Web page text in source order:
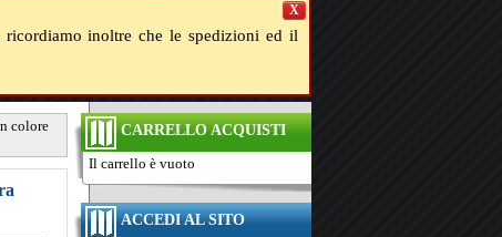
inoltre che le spedizioni ed il
X
CARRELLO ACQUISTI
Il carrello è vuoto
ACCEDI AL SITO
colore